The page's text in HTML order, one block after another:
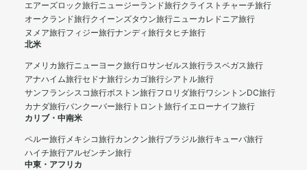
エアーズロック旅行ニュージーランド旅行クライストチャーチ旅行
オークランド旅行クイーンズタウン旅行ニューカレドニア旅行
ヌメア旅行フィジー旅行ナンディ旅行タヒチ旅行
北米
アメリカ旅行ニューヨーク旅行ロサンゼルス旅行ラスベガス旅行
アナハイム旅行セドナ旅行シカゴ旅行シアトル旅行
サンフランシスコ旅行ボストン旅行フロリダ旅行ワシントンDC旅行
カナダ旅行バンクーバー旅行 トロント旅行イエローナイフ旅行
カリブ・中南米
ペルー旅行メキシコ旅行カンクン旅行ブラジル旅行キューバ旅行
ハイチ旅行アルゼンチン旅行
中東・アフリカ